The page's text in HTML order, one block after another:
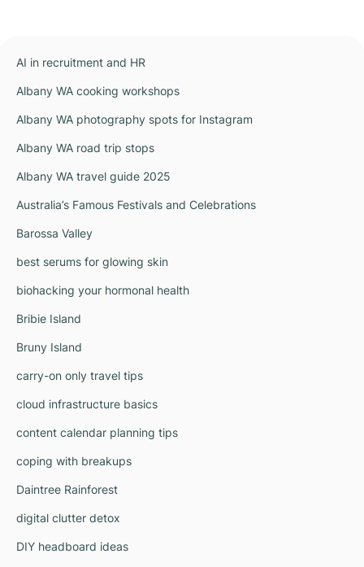
AI in recruitment and HR
Albany WA cooking workshops
Albany WA photography spots for Instagram
Albany WA road trip stops
Albany WA travel guide 2025
Australia’s Famous Festivals and Celebrations
Barossa Valley
best serums for glowing skin
biohacking your hormonal health
Bribie Island
Bruny Island
carry-on only travel tips
cloud infrastructure basics
content calendar planning tips
coping with breakups
Daintree Rainforest
digital clutter detox
DIY headboard ideas